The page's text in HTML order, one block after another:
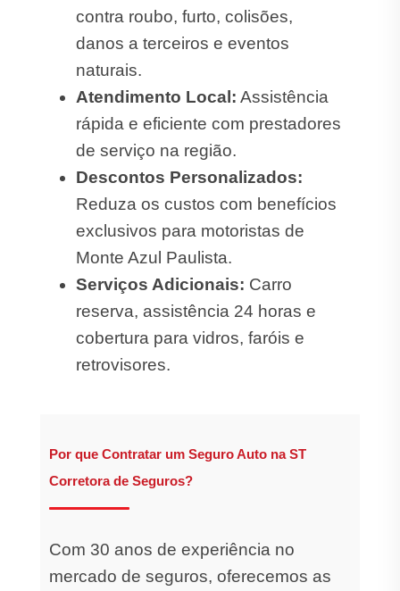
contra roubo, furto, colisões,
danos a terceiros e eventos
naturais.
Atendimento Local: Assistência
rápida e eficiente com prestadores
de serviço na região.
Descontos Personalizados:
Reduza os custos com benefícios
exclusivos para motoristas de
Monte Azul Paulista.
Serviços Adicionais: Carro
reserva, assistência 24 horas e
cobertura para vidros, faróis e
retrovisores.
Por que Contratar um Seguro Auto na ST
Corretora de Seguros?
Com 30 anos de experiência no
mercado de seguros, oferecemos as